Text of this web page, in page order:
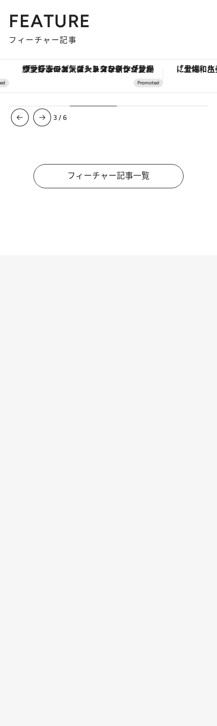
FEATURE
フィーチャー記事
ヴァシュロン・コンスタンタン「オーヴァーシーズ・オートマティック」。旅愛好家のお気に入りコレクションから、ジェンダーレスな新作が登場
3 /6
フィーチャー記事一覧